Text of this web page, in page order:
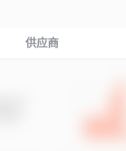
供应商